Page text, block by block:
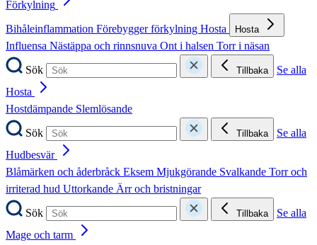
Förkylning
Bihåleinflammation Förebygger förkylning Hosta Hosta
Influensa Nästäppa och rinnsnuva Ont i halsen Torr i näsan
Sök
Tillbaka
Se alla
Hosta
Hostdämpande Slemlösande
Sök
Tillbaka
Se alla
Hudbesvär
Blåmärken och åderbråck Eksem Mjukgörande Svalkande Torr och
irriterad hud Uttorkande Ärr och bristningar
Sök
Tillbaka
Se alla
Mage och tarm